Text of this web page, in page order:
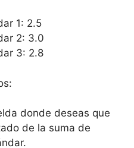
1: 2.5
2: 3.0
3: 2.8
donde deseas que
de la suma de